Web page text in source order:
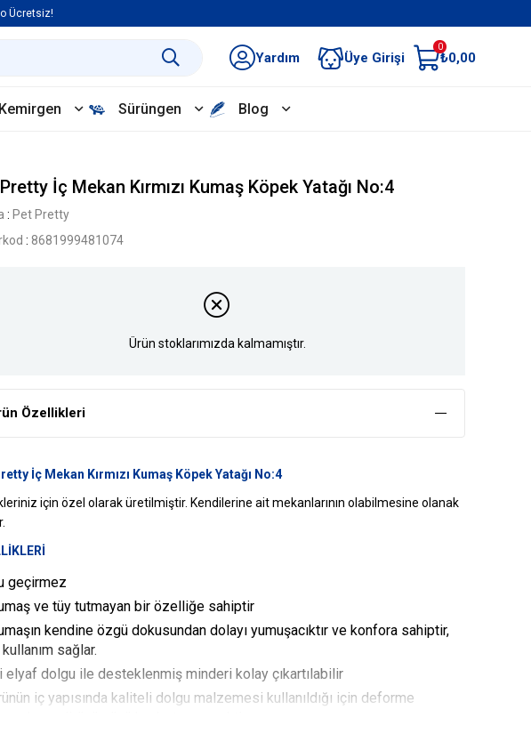
Ücretsiz!
Yardım Üye Girişi
0
₺0,00
Kemirgen Sürüngen Blog
İç Mekan Kırmızı Kumaş Köpek Yatağı No:4
: Pet Pretty
: 8681999481074
Ürün stoklarımızda kalmamıştır.
Özellikleri
İç Mekan Kırmızı Kumaş Köpek Yatağı No:4
için özel olarak üretilmiştir. Kendilerine ait mekanlarının olabilmesine olanak
geçirmez
ve tüy tutmayan bir özelliğe sahiptir
kendine özgü dokusundan dolayı yumuşacıktır ve konfora sahiptir,
sağlar.
elyaf dolgu ile desteklenmiş minderi kolay çıkartılabilir
iç yapısında kaliteli dolgu malzemesi kullanıldığı için deforme